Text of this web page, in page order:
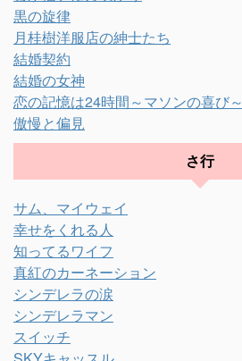
黒の旋律
月桂樹洋服店の紳士たち
結婚契約
結婚の女神
恋の記憶は24時間～マソンの喜び～
傲慢と偏見
さ行
サム、マイウェイ
幸せをくれる人
知ってるワイフ
真紅のカーネーション
シンデレラの涙
シンデレラマン
スイッチ